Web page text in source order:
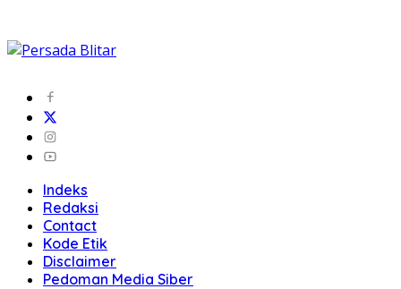
Indeks
Redaksi
Contact
Kode Etik
Disclaimer
Pedoman Media Siber